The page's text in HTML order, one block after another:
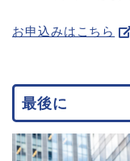
お申込みはこちら
最後に